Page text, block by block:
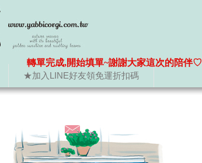
★加入LINE好友領免運折扣碼
轉單完成,開始填單~謝謝大家這次的陪伴♡